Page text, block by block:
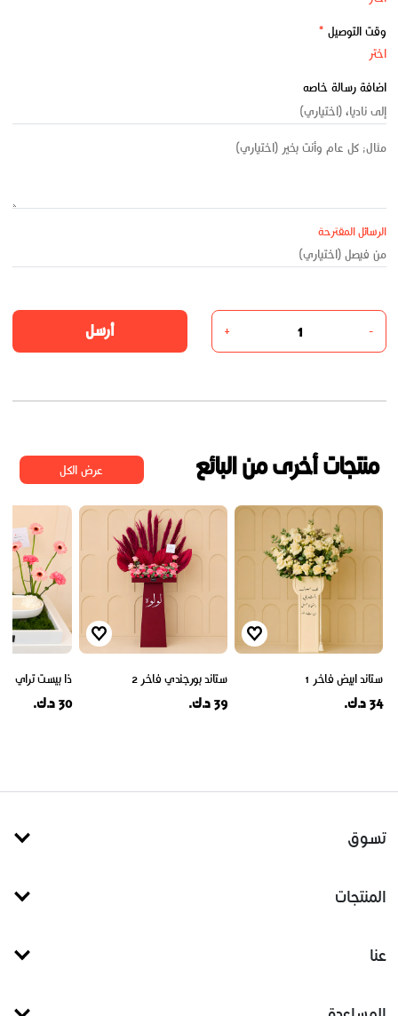
وقت التوصيل *
اضافة رسالة خاصه
الرسائل المقترحة
-
+ أرسل
منتجات أخرى من البائع عرض الكل
ستاند ابيض فاخر 1
34 د.ك.
ستاند بورجندي فاخر 2
39 د.ك.
ذا بيست تراي 1
30 د.ك.
تسوق
المنتجات
عنا